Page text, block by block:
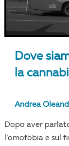
Dove
la
Andrea
Dopo aver
l’omofobia e sul